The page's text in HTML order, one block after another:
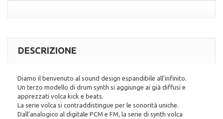
DESCRIZIONE
Diamo il benvenuto al sound design espandibile all’infinito.
Un terzo modello di drum synth si aggiunge ai già diffusi e
apprezzati volca kick e beats.
La serie volca si contraddistingue per le sonorità uniche.
Dall’analogico al digitale PCM e FM, la serie di synth volca